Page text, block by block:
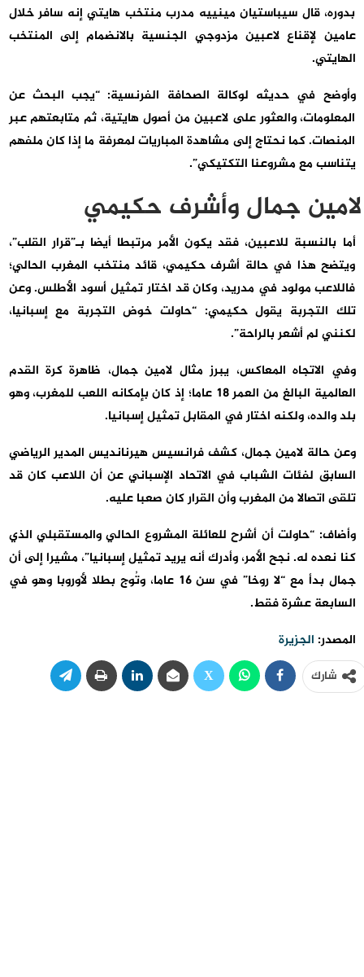
بدوره، قال سيباستيان مينييه مدرب منتخب هايتي إنه سافر خلال
عامين لإقناع لاعبين مزدوجي الجنسية بالانضمام إلى المنتخب
الهايتي.
وأوضح في حديثه لوكالة الصحافة الفرنسية: “يجب البحث عن
المعلومات، والعثور على لاعبين من أصول هايتية، ثم متابعتهم عبر
المنصات. كما نحتاج إلى مشاهدة المباريات لمعرفة ما إذا كان ملفهم
يتناسب مع مشروعنا التكتيكي”.
لامين جمال وأشرف حكيمي
أما بالنسبة للاعبين، فقد يكون الأمر مرتبطا أيضا بـ”قرار القلب”،
ويتضح هذا في حالة أشرف حكيمي، قائد منتخب المغرب الحالي؛
فاللاعب مولود في مدريد، وكان قد اختار تمثيل أسود الأطلس. وعن
تلك التجربة يقول حكيمي: “حاولت خوض التجربة مع إسبانيا،
لكنني لم أشعر بالراحة”.
وفي الاتجاه المعاكس، يبرز مثال لامين جمال، ظاهرة كرة القدم
العالمية البالغ من العمر 18 عاما؛ إذ كان بإمكانه اللعب للمغرب، وهو
بلد والده، ولكنه اختار في المقابل تمثيل إسبانيا.
وعن حالة لامين جمال، كشف فرانسيس هيرنانديس المدير الرياضي
السابق لفئات الشباب في الاتحاد الإسباني عن أن اللاعب كان قد
تلقى اتصالا من المغرب وأن القرار كان صعبا عليه.
وأضاف: “حاولت أن أشرح للعائلة المشروع الحالي والمستقبلي الذي
كنا نعده له. نجح الأمر، وأدرك أنه يريد تمثيل إسبانيا”، مشيرا إلى أن
جمال بدأ مع “لا روخا” في سن 16 عاما، وتُوج بطلا لأوروبا وهو في
السابعة عشرة فقط.
المصدر: الجزيرة
شارك